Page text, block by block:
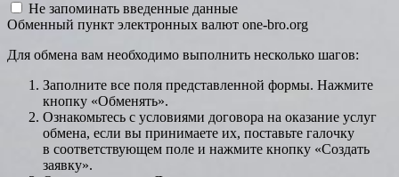
Не запоминать введенные данные
Обменный пункт электронных валют one-bro.org
Для обмена вам необходимо выполнить несколько шагов:
Заполните все поля представленной формы. Нажмите
кнопку «Обменять».
Ознакомьтесь с условиями договора на оказание услуг
обмена, если вы принимаете их, поставьте галочку
в соответствующем поле и нажмите кнопку «Создать
заявку».